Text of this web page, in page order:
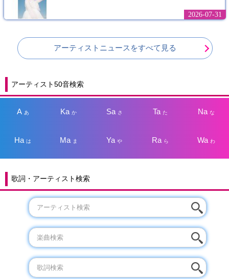
2026-07-31
アーティストニュースをすべて見る
アーティスト50音検索
A あ Kaか Sa さ Taた Na な
Haは Ma ま Yaや Ra ら Wa わ
歌詞・アーティスト検索